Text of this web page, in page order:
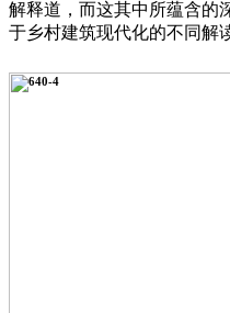
解释道，而这其中所蕴含的
于乡村建筑现代化的不同解